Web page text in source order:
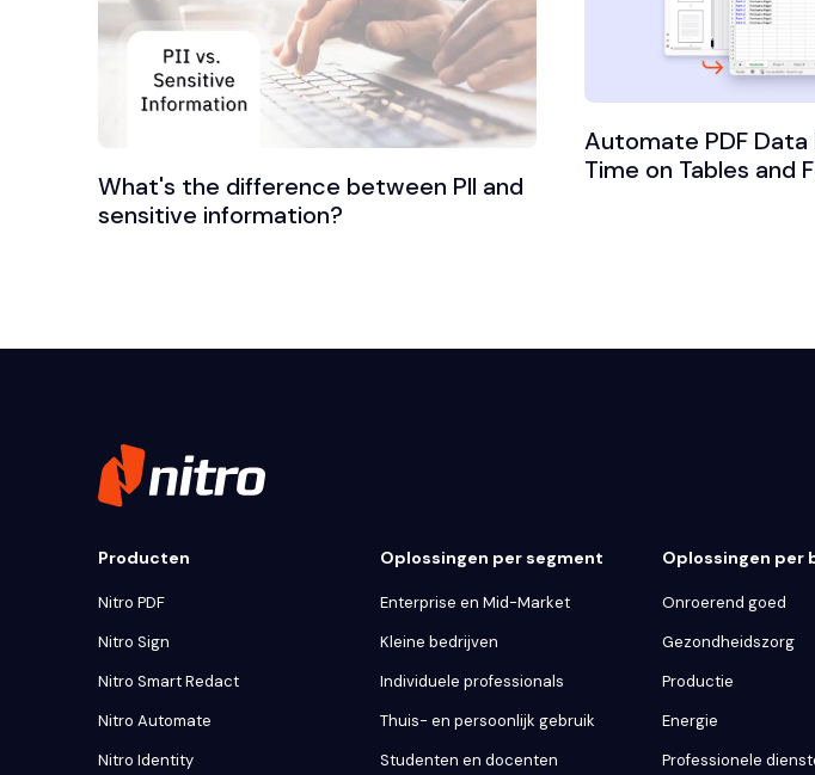
What's the difference between PII and
sensitive information?
Automate PDF
Time on Tables and
Producten
Nitro PDF
Nitro Sign
Nitro Smart Redact
Nitro Automate
Nitro Identity
Oplossingen per segment
Enterprise en Mid-Market
Kleine bedrijven
Individuele professionals
Thuis- en persoonlijk gebruik
Studenten en docenten
Oplossingen per
Onroerend goed
Gezondheidszorg
Productie
Energie
Professionele